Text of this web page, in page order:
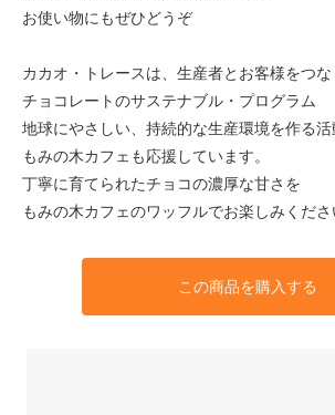
お使い物にもぜひどうぞ
カカオ・トレースは、生産者とお客様をつな
チョコレートのサステナブル・プログラム
地球にやさしい、持続的な生産環境を作る活
もみの木カフェも応援しています。
丁寧に育てられたチョコの濃厚な甘さを
もみの木カフェのワッフルでお楽しみくださ
この商品を購入する